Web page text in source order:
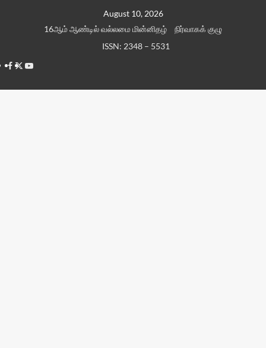
August 10, 2026
16ஆம் ஆண்டில் வல்லமை மின்னிதழ்
நிர்வாகக் குழு
ISSN: 2348 – 5531
Facebook
TwitterYoutube